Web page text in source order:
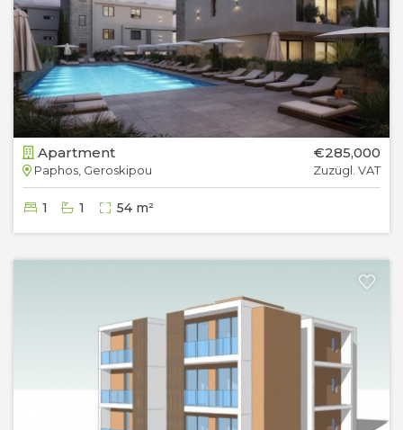
Apartment
Paphos, Geroskipou
€285,000
Zuzügl. VAT
1 1 54 m²